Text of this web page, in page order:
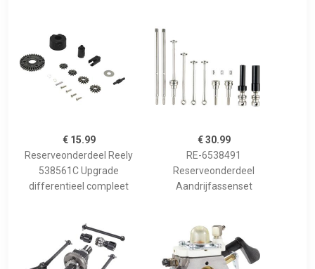
€ 15.99
Reserveonderdeel Reely
538561C Upgrade
differentieel compleet
€ 30.99
RE-6538491
Reserveonderdeel
Aandrijfassenset